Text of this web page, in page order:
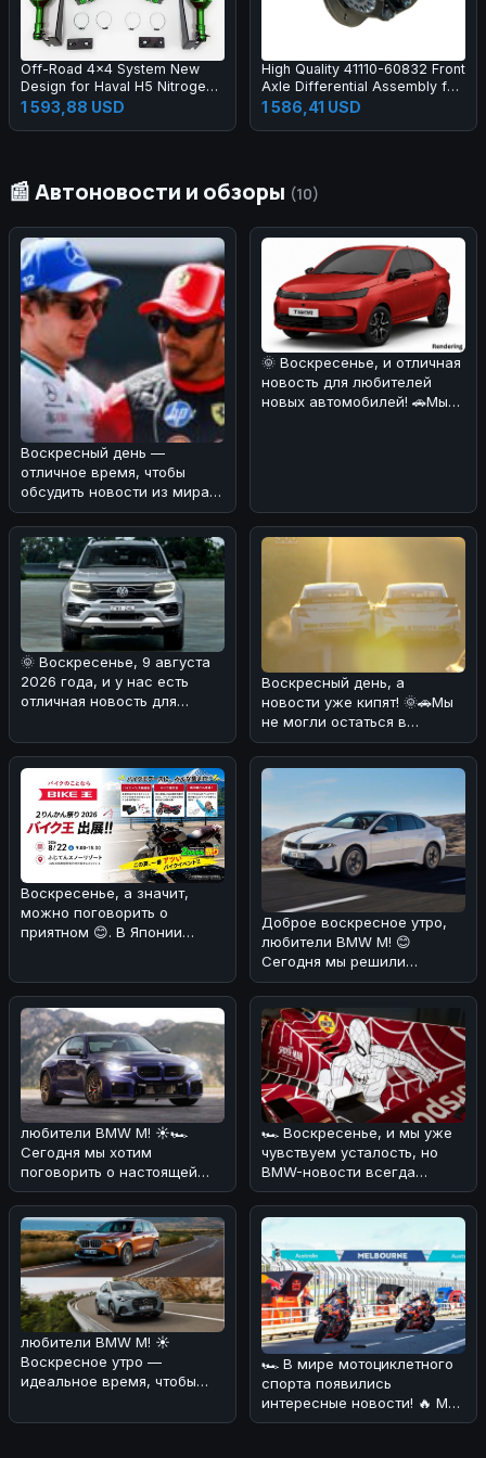
Off-Road 4x4 System New
Design for Haval H5 Nitrogen
Shock Absorber Suspension
1 593,88 USD
High Quality 41110-60832 Front
Axle Differential Assembly for
Land Cruiser
1 586,41 USD
📰 Автоновости и обзоры (10)
Воскресный день —
отличное время, чтобы
обсудить новости из мира
автоспорта! 🏎️⚡Мы
разобрались в ре
🌞 Воскресенье, и отличная
новость для любителей
новых автомобилей! 🚗Мы
🌞 Воскресенье, 9 августа
2026 года, и у нас есть
отличная новость для
внедорожнико
Воскресный день, а
новости уже кипят! 🌞🚗Мы
не могли остаться в
стороне от сумасшедшего
финиша гонк
Воскресенье, а значит,
можно поговорить о
приятном 😊. В Японии
Доброе воскресное утро,
любители BMW M! 😊
Сегодня мы решили
порадовать вас новостью о
том, что стан
любители BMW M! ☀️🏎
Сегодня мы хотим
поговорить о настоящей
легенде - BMW M2 CS. 🔥💪
По нашему мнен
🏎 Воскресенье, и мы уже
чувствуем усталость, но
BMW-новости всегда
заряжают энергией! 🔥
Сегодня хот
любители BMW M! ☀️
Воскресное утро —
идеальное время, чтобы
из мира электромо
🏎 В мире мотоциклетного
спорта появились
интересные новости! 🔥 Мы
разобрались, что BMW